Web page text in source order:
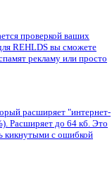
проверкой ваших
REHLDS вы сможете
рекламу или просто
расширяет "интернет-
Расширяет до 64 кб. Это
кикнутыми с ошибкой